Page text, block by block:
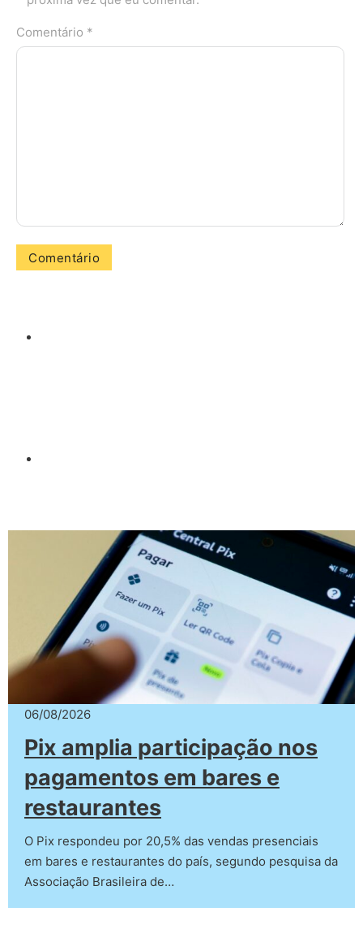
Comentário *
06/08/2026
Pix amplia participação nos
pagamentos em bares e
restaurantes
O Pix respondeu por 20,5% das vendas presenciais
em bares e restaurantes do país, segundo pesquisa da
Associação Brasileira de…